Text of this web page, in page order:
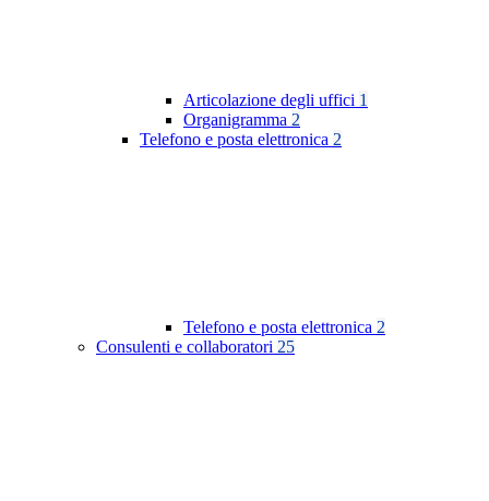
Articolazione degli uffici 1
Organigramma 2
Telefono e posta elettronica 2
Telefono e posta elettronica 2
Consulenti e collaboratori 25